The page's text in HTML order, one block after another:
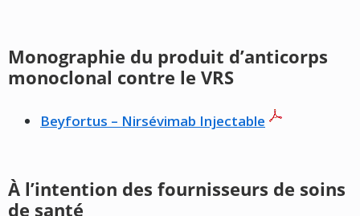
Monographie du produit d’anticorps
monoclonal contre le VRS
Beyfortus – Nirsévimab Injectable
À l’intention des fournisseurs de soins
de santé